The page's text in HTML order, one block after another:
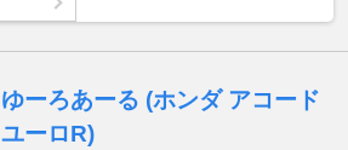
ゆーろあーる (ホンダ アコード
ユーロR)